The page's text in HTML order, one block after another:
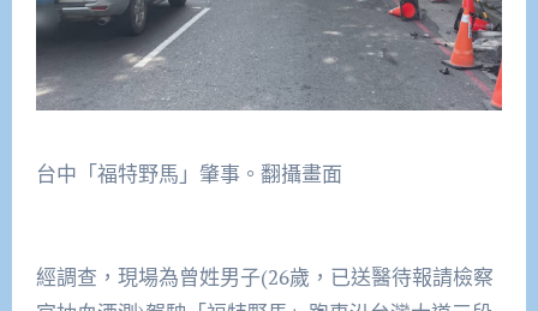
台中「福特野馬」肇事。翻攝畫面
經調查，現場為曾姓男子(26歲，已送醫待報請檢察